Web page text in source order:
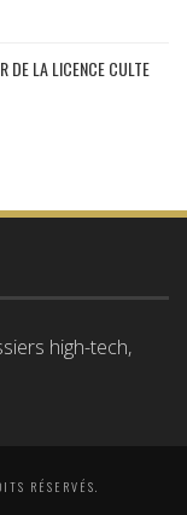
DE LA LICENCE CULTE
high-tech,
RÉSERVÉS.